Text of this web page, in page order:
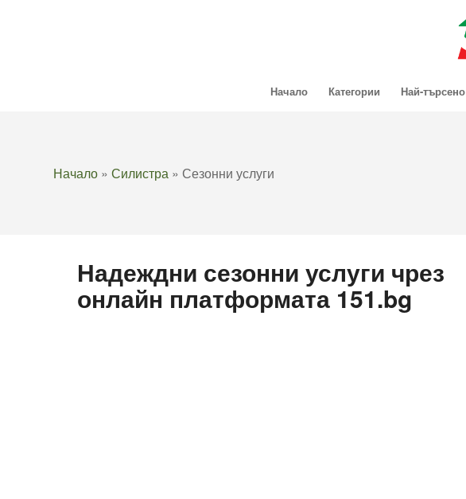
Начало Категории Най-търсено
Начало » Силистра » Сезонни услуги
Надеждни сезонни услуги чрез
онлайн платформата 151.bg